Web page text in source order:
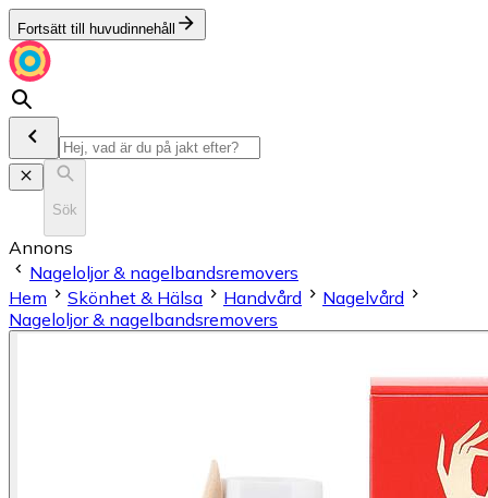
Fortsätt till huvudinnehåll
Sök
Annons
Nageloljor & nagelbandsremovers
Hem
Skönhet & Hälsa Handvård
Nagelvård
Nageloljor & nagelbandsremovers